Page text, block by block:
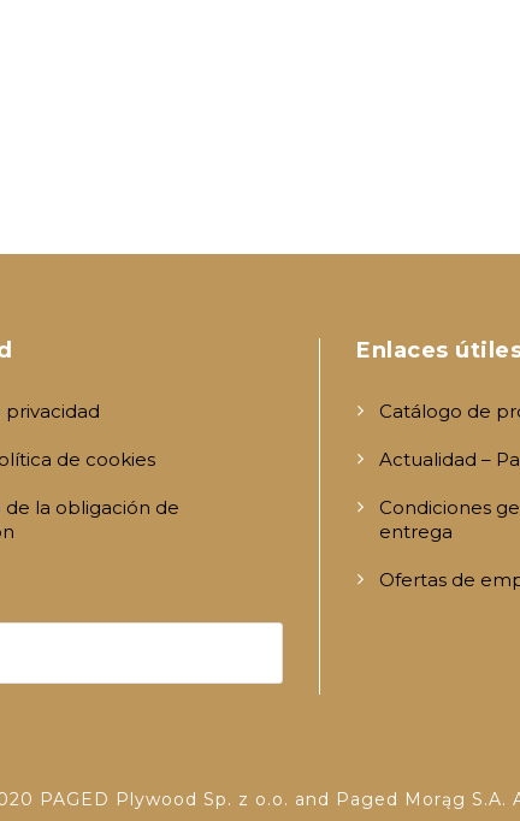
privacidad
de cookies
de la obligación de
Enlaces
Catálogo de
Actualidad –
Condiciones
entrega
Ofertas de
PAGED Plywood Sp. z o.o. and Paged Morąg S.A.